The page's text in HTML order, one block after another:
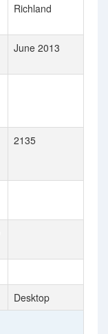
Richland
June 2013
2135
Desktop